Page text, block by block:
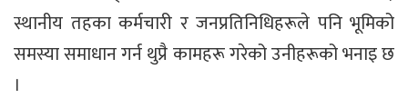
स्थानीय तहका कर्मचारी र जनप्रतिनिधिहरूले पनि भूमिको
समस्या समाधान गर्न थुप्रै कामहरू गरेको उनीहरूको भनाइ छ
।